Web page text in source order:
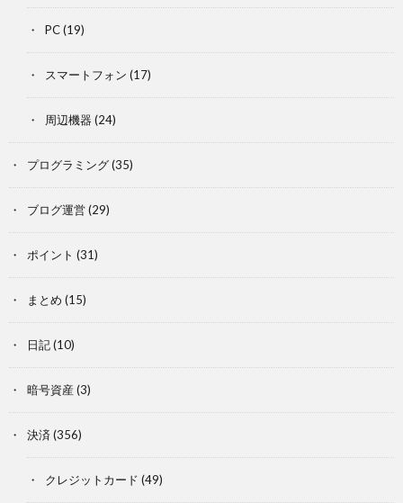
PC(19)
スマートフォン (17)
周辺機器 (24)
プログラミング(35)
ブログ運営(29)
ポイント (31)
まとめ (15)
日記(10)
暗号資産 (3)
決済 (356)
クレジットカード (49)